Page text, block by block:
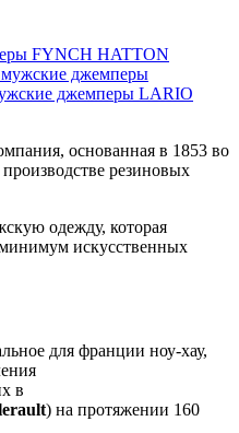
FYNCH HATTON
джемперы
джемперы LARIO
основанная в 1853 во
резиновых
одежду, которая
искусственных
для франции ноу-хау,
в
) на протяжении 160